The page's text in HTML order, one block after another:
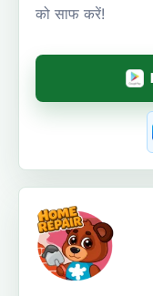
को साफ करें!